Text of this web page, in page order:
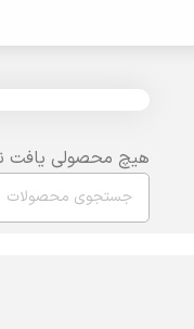
هیچ محصولی یافت